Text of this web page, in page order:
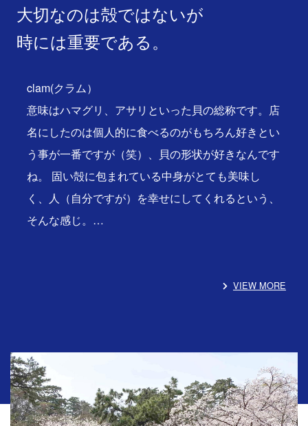
大切なのは殻ではないが
時には重要である。
clam(クラム）
意味はハマグリ、アサリといった貝の総称です。店
名にしたのは個人的に食べるのがもちろん好きとい
う事が一番ですが（笑）、貝の形状が好きなんです
ね。 固い殻に包まれている中身がとても美味し
く、人（自分ですが）を幸せにしてくれるという、
そんな感じ。…
VIEW MORE